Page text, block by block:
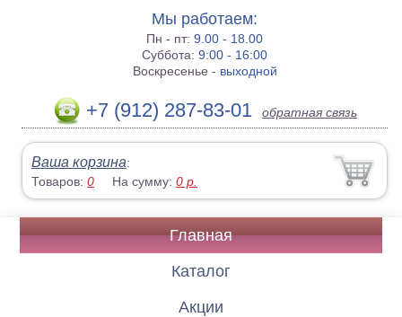
Мы работаем:
Пн - пт:9.00 - 18.00
Суббота:9:00 - 16:00
Воскресенье - выходной
+7 (912) 287-83-01 обратная связь
Ваша корзина:
Товаров:0 На сумму:0 р.
Главная
Каталог
Акции